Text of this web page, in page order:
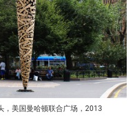
，美国曼哈顿联合广场，2013